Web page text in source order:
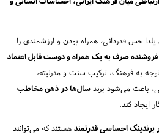
یلدا حس قدردانی، همراه بودن و ارزشمندی را
صرف به یک همراه و دوست قابل اعتماد
به فرهنگ، ترکیب سنت و مدرنیته،
باعث می‌شود برند سال‌ها در ذهن مخاطب
ایجاد کند.
برندینگ احساسی قدرتمند هستند که می‌توانند